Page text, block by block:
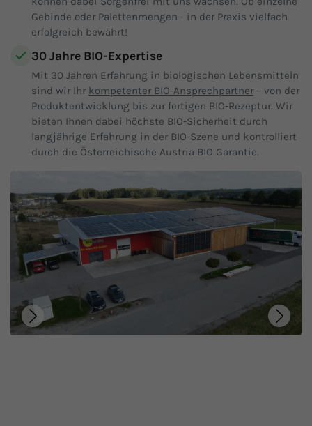
Gebinde oder Palettenmengen - in der Praxis vielfach
erfolgreich bewährt!
30 Jahre BIO-Expertise
Mit 30 Jahren Erfahrung in biologischen Lebensmitteln
sind wir Ihr kompetenter BIO-Ansprechpartner – von der
Produktentwicklung bis zur fertigen BIO-Rezeptur. Wir
bieten Ihnen dabei höchste BIO-Sicherheit durch
langjährige Erfahrung in der BIO-Szene und kontrolliert
durch die Österreichische Austria BIO Garantie.